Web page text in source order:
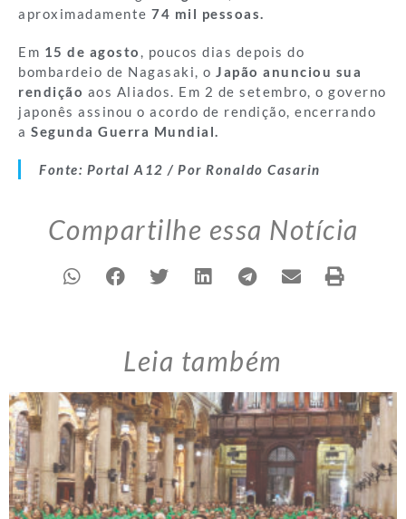
aproximadamente 74 mil pessoas.
Em 15 de agosto , poucos dias depois do
bombardeio de Nagasaki, o Japão anunciou sua
rendição aos Aliados. Em 2 de setembro, o governo
japonês assinou o acordo de rendição, encerrando
a Segunda Guerra Mundial.
Fonte: Portal A12 / Por Ronaldo Casarin
Compartilhe essa Notícia
Leia também